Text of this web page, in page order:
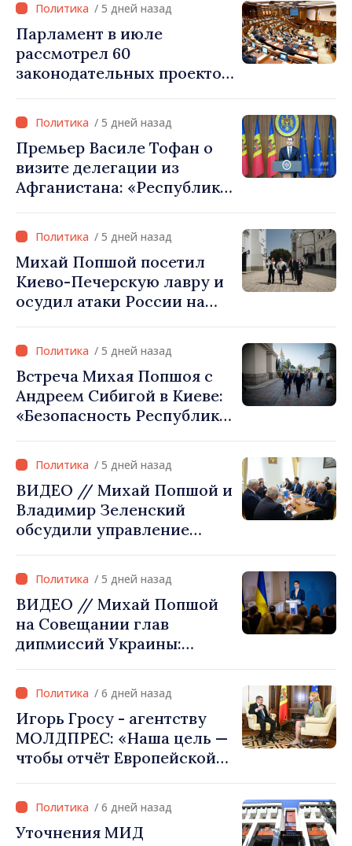
/ 5 дней назад
Парламент в июле
рассмотрел 60
законодательных проектов
/ 5 дней назад
Премьер Василе Тофан о
визите делегации из
Афганистана: «Республика
власть талибов. Одобрение
этого визита было ошибкой
в оценке и
межведомственной
координации»
/ 5 дней назад
Михай Попшой посетил
Киево-Печерскую лавру и
осудил атаки России на
Украины
/ 5 дней назад
Встреча Михая Попшоя с
Андреем Сибигой в Киеве:
«Безопасность Республики
безопасностью Украины»
/ 5 дней назад
ВИДЕО // Михай Попшой и
Владимир Зеленский
обсудили управление
ситуацией в бассейне реки
Днестр и совместные
проекты в сфере
инфраструктуры и
энергетики
/ 5 дней назад
ВИДЕО // Михай Попшой
на Совещании глав
дипмиссий Украины:
сделала свой выбор. Мы
вместе с Украиной»
/ 6 дней назад
Игорь Гросу - агентству
МОЛДПРЕС: «Наша цель —
чтобы отчёт Европейской
ещё лучше»
/ 6 дней назад
Уточнения МИД